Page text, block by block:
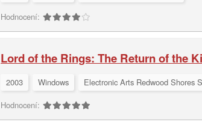
Hodnocení:
Lord of the Rings: The Return of the
2003 Windows
Electronic Arts Redwood Shores
Hodnocení: